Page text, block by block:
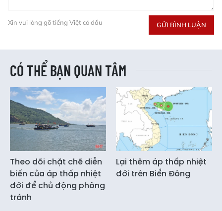
Xin vui lòng gõ tiếng Việt có dấu GỬI BÌNH LUẬN
CÓ THỂ BẠN QUAN TÂM
Theo dõi chặt chẽ diễn
biến của áp thấp nhiệt
đới để chủ động phòng
tránh
Lại thêm áp thấp nhiệt
đới trên Biển Đông